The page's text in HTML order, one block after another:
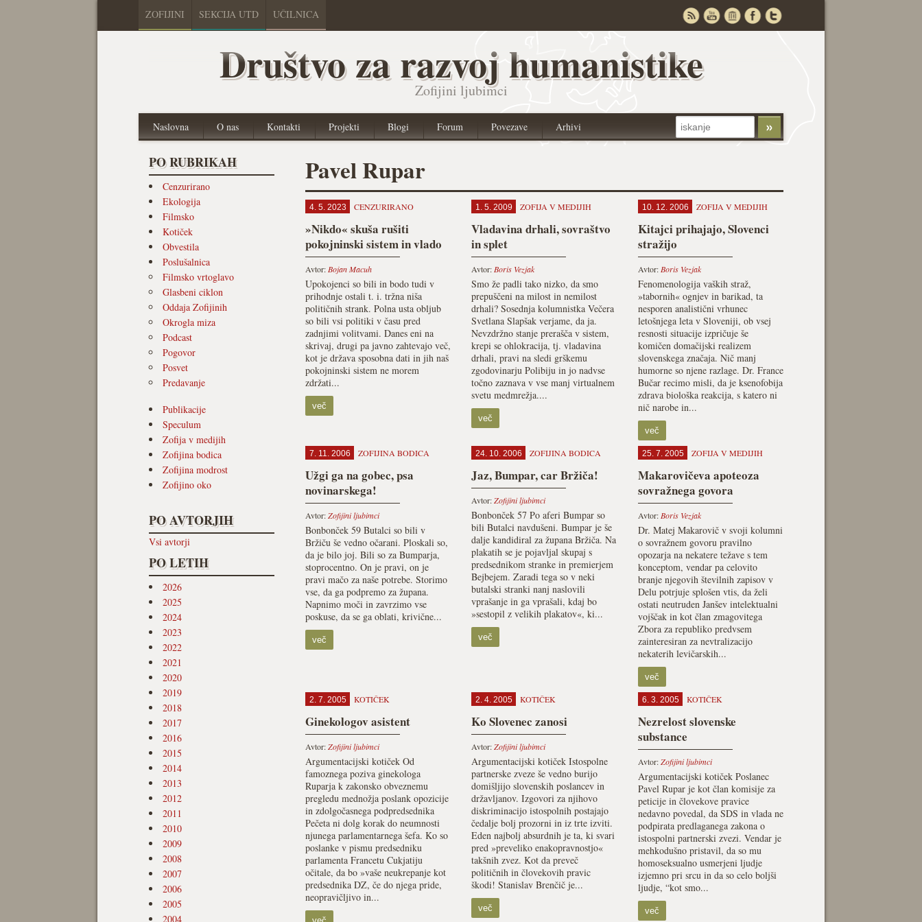
ZOFIJINI SEKCIJA UTD UČILNICA
Društvo za razvoj humanistike
Zofijini ljubimci
Naslovna O nas Kontakti Projekti Blogi Forum Povezave Arhivi
PO RUBRIKAH
Cenzurirano
Ekologija
Filmsko
Kotiček
Obvestila
Poslušalnica
Filmsko vrtoglavo
Glasbeni ciklon
Oddaja Zofijinih
Okrogla miza
Podcast
Pogovor
Posvet
Predavanje
Publikacije
Speculum
Zofija v medijih
Zofijina bodica
Zofijina modrost
Zofijino oko
PO AVTORJIH
Vsi avtorji
PO LETIH
2026
2025
2024
2023
2022
2021
2020
2019
2018
2017
2016
2015
2014
2013
2012
2011
2010
2009
2008
2007
2006
2005
2004
Pavel Rupar
4. 5. 2023 CENZURIRANO
»Nikdo« skuša rušiti
pokojninski sistem in vlado
Avtor: Bojan Macuh
Upokojenci so bili in bodo tudi v
prihodnje ostali t. i. tržna niša
političnih strank. Polna usta obljub
so bili vsi politiki v času pred
zadnjimi volitvami. Danes eni na
skrivaj, drugi pa javno zahtevajo več,
kot je država sposobna dati in jih naš
pokojninski sistem ne morem
zdržati...
več
1. 5. 2009 ZOFIJA V MEDIJIH
Vladavina drhali, sovraštvo
in splet
Avtor: Boris Vezjak
Smo že padli tako nizko, da smo
prepuščeni na milost in nemilost
drhali? Sosednja kolumnistka Večera
Svetlana Slapšak verjame, da ja.
Nevzdržno stanje prerašča v sistem,
krepi se ohlokracija, tj. vladavina
drhali, pravi na sledi grškemu
zgodovinarju Polibiju in jo nadvse
točno zaznava v vse manj virtualnem
svetu medmrežja....
več
10. 12. 2006 ZOFIJA V MEDIJIH
Kitajci prihajajo, Slovenci
stražijo
Avtor: Boris Vezjak
Fenomenologija vaških straž,
»tabornih« ognjev in barikad, ta
nesporen analistični vrhunec
letošnjega leta v Sloveniji, ob vsej
resnosti situacije izpričuje še
komičen domačijski realizem
slovenskega značaja. Nič manj
humorne so njene razlage. Dr. France
Bučar recimo misli, da je ksenofobija
zdrava biološka reakcija, s katero ni
nič narobe in...
več
7. 11. 2006 ZOFIJINA BODICA
Užgi ga na gobec, psa
novinarskega!
Avtor:Zofijini ljubimci
Bonbonček 59 Butalci so bili v
Bržiču še vedno očarani. Ploskali so,
da je bilo joj. Bili so za Bumparja,
stoprocentno. On je pravi, on je
pravi mačo za naše potrebe. Storimo
vse, da ga podpremo za župana.
Napnimo moči in zavrzimo vse
poskuse, da se ga oblati, krivične...
več
24. 10. 2006 ZOFIJINA BODICA
Jaz, Bumpar, car Bržiča!
Avtor:Zofijini ljubimci
Bonbonček 57 Po aferi Bumpar so
bili Butalci navdušeni. Bumpar je še
dalje kandidiral za župana Bržiča. Na
plakatih se je pojavljal skupaj s
predsednikom stranke in premierjem
Bejbejem. Zaradi tega so v neki
butalski stranki nanj naslovili
vprašanje in ga vprašali, kdaj bo
»sestopil z velikih plakatov«, ki...
več
25. 7. 2005 ZOFIJA V MEDIJIH
Makarovičeva apoteoza
sovražnega govora
Avtor: Boris Vezjak
Dr. Matej Makarovič v svoji kolumni
o sovražnem govoru pravilno
opozarja na nekatere težave s tem
konceptom, vendar pa celovito
branje njegovih številnih zapisov v
Delu potrjuje splošen vtis, da želi
ostati neutruden Janšev intelektualni
vojščak in kot član zmagovitega
Zbora za republiko predvsem
zainteresiran za nevtralizacijo
nekaterih levičarskih...
več
2. 7. 2005 KOTIČEK
Ginekologov asistent
Avtor:Zofijini ljubimci
Argumentacijski kotiček Od
famoznega poziva ginekologa
Ruparja k zakonsko obveznemu
pregledu mednožja poslank opozicije
in zdolgočasnega podpredsednika
Pečeta ni dolg korak do neumnosti
njunega parlamentarnega šefa. Ko so
poslanke v pismu predsedniku
parlamenta Francetu Cukjatiju
očitale, da bo »vaše neukrepanje kot
predsednika DZ, če do njega pride,
neopravičljivo in...
2. 4. 2005 KOTIČEK
Ko Slovenec zanosi
Avtor:Zofijini ljubimci
Argumentacijski kotiček Istospolne
partnerske zveze še vedno burijo
domišljijo slovenskih poslancev in
državljanov. Izgovori za njihovo
diskriminacijo istospolnih postajajo
čedalje bolj prozorni in iz trte izviti.
Eden najbolj absurdnih je ta, ki svari
pred »preveliko enakopravnostjo«
takšnih zvez. Kot da preveč
političnih in človekovih pravic
škodi! Stanislav Brenčič je...
več
6. 3. 2005 KOTIČEK
Nezrelost slovenske
substance
Avtor:Zofijini ljubimci
Argumentacijski kotiček Poslanec
Pavel Rupar je kot član komisije za
peticije in človekove pravice
nedavno povedal, da SDS in vlada ne
podpirata predlaganega zakona o
istospolni partnerski zvezi. Vendar je
mehkodušno pristavil, da so mu
homoseksualno usmerjeni ljudje
izjemno pri srcu in da so celo boljši
ljudje, “kot smo...
več